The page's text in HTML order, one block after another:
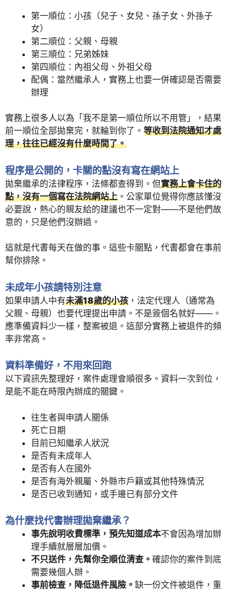
第一順位：小孩（兒子、女兒、孫子女、外孫子
女）
第二順位：父親、母親
第三順位：兄弟姊妹
第四順位：內祖父母、外祖父母
配偶：當然繼承人，實務上也要一併確認是否需要
辦理
實務上很多人以為「我不是第一順位所以不用管」，結果
前一順位全部拋棄完，就輪到你了。 等收到法院通知才處
理，往往已經沒有什麼時間了。
程序是公開的，卡關的點沒有寫在網站上
拋棄繼承的法律程序，法條都查得到。但實務上會卡住的
點，沒有一個寫在法院網站上 。公家單位覺得你應該懂沒
必要說，熱心的親友給的建議也不一定對——不是他們故
意的，只是他們沒辦過。
這就是代書每天在做的事。這些卡關點，代書都會在事前
幫你排除。
未成年小孩請特別注意
如果申請人中有未滿18歲的小孩 ，法定代理人（通常為
父親、母親）也要代理提出申請。不是簽個名就好——。
應準備資料少一樣，整案被退。這部分實務上被退件的頻
率非常高。
資料準備好，不用來回跑
以下資訊先整理好，案件處理會順很多。資料一次到位，
是能不能在時限內辦成的關鍵。
往生者與申請人關係
死亡日期
目前已知繼承人狀況
是否有未成年人
是否有人在國外
是否有海外親屬、外縣市戶籍或其他特殊情況
是否已收到通知，或手邊已有部分文件
為什麼找代書辦理拋棄繼承？
事先說明收費標準，預先知道成本不會因為增加辦
理手續就層層加價。
不只送件，先幫你全順位清查。 確認你的案件到底
需要幾個人辦。
事前檢查，降低退件風險。 缺一份文件被退件，重